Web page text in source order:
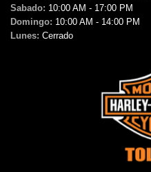
Sabado: 10:00 AM - 17:00 PM
Domingo: 10:00 AM - 14:00 PM
Lunes: Cerrado